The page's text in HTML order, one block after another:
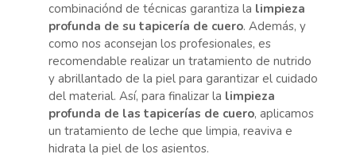
combinaciónd de técnicas garantiza la limpieza
profunda de su tapicería de cuero. Además, y
como nos aconsejan los profesionales, es
recomendable realizar un tratamiento de nutrido
y abrillantado de la piel para garantizar el cuidado
del material. Así, para finalizar la limpieza
profunda de las tapicerías de cuero, aplicamos
un tratamiento de leche que limpia, reaviva e
hidrata la piel de los asientos.